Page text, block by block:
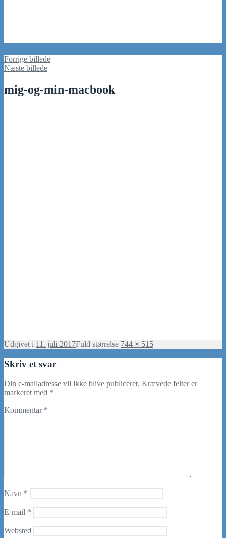
Forrige billede
Næste billede
mig-og-min-macbook
Udgivet i 11. juli 2017Fuld størrelse 744 × 515
Skriv et svar
Din e-mailadresse vil ikke blive publiceret. Krævede felter er
markeret med *
Kommentar *
Navn *
E-mail *
Websted